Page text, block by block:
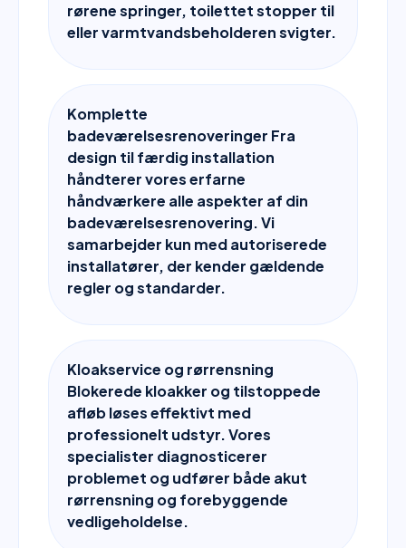
rørene springer, toilettet stopper til
eller varmtvandsbeholderen svigter.
Komplette
badeværelsesrenoveringer Fra
design til færdig installation
håndterer vores erfarne
håndværkere alle aspekter af din
badeværelsesrenovering. Vi
samarbejder kun med autoriserede
installatører, der kender gældende
regler og standarder.
Kloakservice og rørrensning
Blokerede kloakker og tilstoppede
afløb løses effektivt med
professionelt udstyr. Vores
specialister diagnosticerer
problemet og udfører både akut
rørrensning og forebyggende
vedligeholdelse.